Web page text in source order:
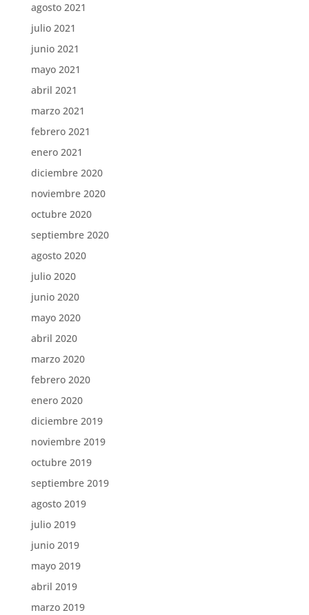
agosto 2021
julio 2021
junio 2021
mayo 2021
abril 2021
marzo 2021
febrero 2021
enero 2021
diciembre 2020
noviembre 2020
octubre 2020
septiembre 2020
agosto 2020
julio 2020
junio 2020
mayo 2020
abril 2020
marzo 2020
febrero 2020
enero 2020
diciembre 2019
noviembre 2019
octubre 2019
septiembre 2019
agosto 2019
julio 2019
junio 2019
mayo 2019
abril 2019
marzo 2019